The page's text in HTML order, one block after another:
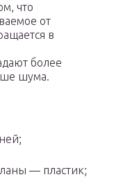
что
от
в
более
шума.
— пластик;